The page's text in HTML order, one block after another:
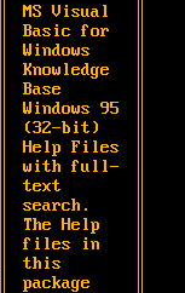
MS Visual
Basic for
Windows
Knowledge
Base
Windows 95
(32-bit)
Help Files
with full-
text
search.
The Help
files in
this
package